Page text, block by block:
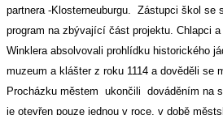
partnera -Klosterneuburgu. Zástupci škol se
program na zbývající část projektu. Chlapci
Winklera absolvovali prohlídku historického
muzeum a klášter z roku 1114 a dověděli se
Procházku městem ukončili dováděním na
je otevřen pouze jednou v roce, v době